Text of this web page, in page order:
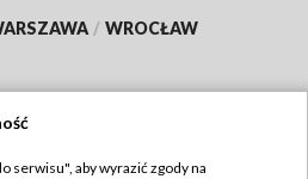
/ WROCŁAW
serwisu", aby wyrazić zgody na